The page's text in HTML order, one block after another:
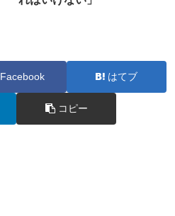
Facebook はてブ
コピー